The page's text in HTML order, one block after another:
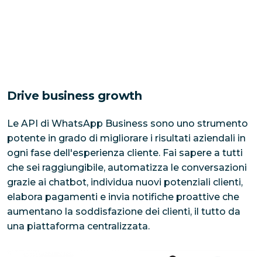
Drive business growth
Le API di WhatsApp Business sono uno strumento
potente in grado di migliorare i risultati aziendali in
ogni fase dell'esperienza cliente. Fai sapere a tutti
che sei raggiungibile, automatizza le conversazioni
grazie ai chatbot, individua nuovi potenziali clienti,
elabora pagamenti e invia notifiche proattive che
aumentano la soddisfazione dei clienti, il tutto da
una piattaforma centralizzata.